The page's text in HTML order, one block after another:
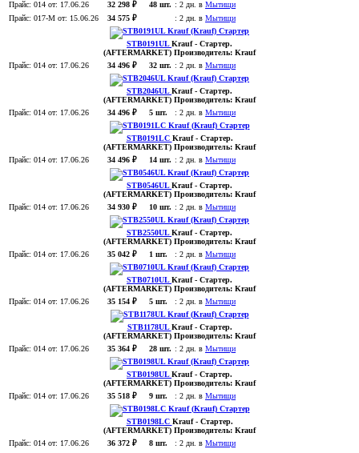
Прайс: 014 от: 17.06.26 32 298 ₽ 48 шт. : 2 дн. в Мытищи
Прайс: 017-M от: 15.06.26 34 575 ₽ : 2 дн. в Мытищи
STB0191ULKrauf- Стартер.
(AFTERMARKET) Производитель: Krauf
Прайс: 014 от: 17.06.26 34 496 ₽ 32 шт. : 2 дн. в Мытищи
STB2046ULKrauf- Стартер.
(AFTERMARKET) Производитель: Krauf
Прайс: 014 от: 17.06.26 34 496 ₽ 5 шт. : 2 дн. в Мытищи
STB0191LC Krauf- Стартер.
(AFTERMARKET) Производитель: Krauf
Прайс: 014 от: 17.06.26 34 496 ₽ 14 шт. : 2 дн. в Мытищи
STB0546ULKrauf- Стартер.
(AFTERMARKET) Производитель: Krauf
Прайс: 014 от: 17.06.26 34 930 ₽ 10 шт. : 2 дн. в Мытищи
STB2550ULKrauf- Стартер.
(AFTERMARKET) Производитель: Krauf
Прайс: 014 от: 17.06.26 35 042 ₽ 1 шт. : 2 дн. в Мытищи
STB0710ULKrauf- Стартер.
(AFTERMARKET) Производитель: Krauf
Прайс: 014 от: 17.06.26 35 154 ₽ 5 шт. : 2 дн. в Мытищи
STB1178ULKrauf- Стартер.
(AFTERMARKET) Производитель: Krauf
Прайс: 014 от: 17.06.26 35 364 ₽ 28 шт. : 2 дн. в Мытищи
STB0198ULKrauf- Стартер.
(AFTERMARKET) Производитель: Krauf
Прайс: 014 от: 17.06.26 35 518 ₽ 9 шт. : 2 дн. в Мытищи
STB0198LC Krauf- Стартер.
(AFTERMARKET) Производитель: Krauf
Прайс: 014 от: 17.06.26 36 372 ₽ 8 шт. : 2 дн. в Мытищи